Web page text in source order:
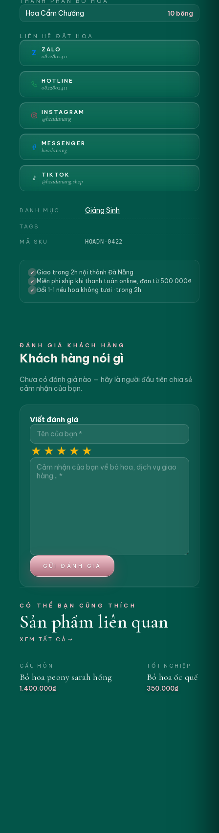
Hoa Cẩm Chướng 10 bông
LIÊN HỆ ĐẶT HOA
Z ZALO
0822802411
HOTLINE
0822802411
INSTAGRAM
@hoadanang
MESSENGER
hoadanang
TIKTOK
@hoadanang.shop
DANH MỤC Giáng Sinh
TAGS
MÃ SKU HOADN-0422
✓ Giao trong 2h nội thành Đà Nẵng
✓ Miễn phí ship khi thanh toán online, đơn từ 500.000₫
✓ Đổi 1-1 nếu hoa không tươi · trong 2h
ĐÁNH GIÁ KHÁCH HÀNG
Khách hàng nói gì
Chưa có đánh giá nào — hãy là người đầu tiên chia sẻ
cảm nhận của bạn.
Viết đánh giá
★ ★ ★ ★ ★
GỬI ĐÁNH GIÁ
CÓ THỂ BẠN CŨNG THÍCH
Sản phẩm liên quan
XEM TẤT CẢ
MỚI
CẦU HÔN
Bó hoa peony sarah hồng
1.400.000₫
TỐT NGHIỆP
Bó hoa ốc quế
350.000₫